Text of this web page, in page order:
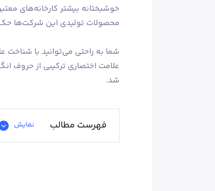
خوشبختانه بیشتر کارخانه‌های
محصولات تولیدی این شرکت‌ها
شما به راحتی می‌توانید با شناخت
علامت‌ اختصاری ترکیبی از حروف
شد.
فهرست مطالب نمایش